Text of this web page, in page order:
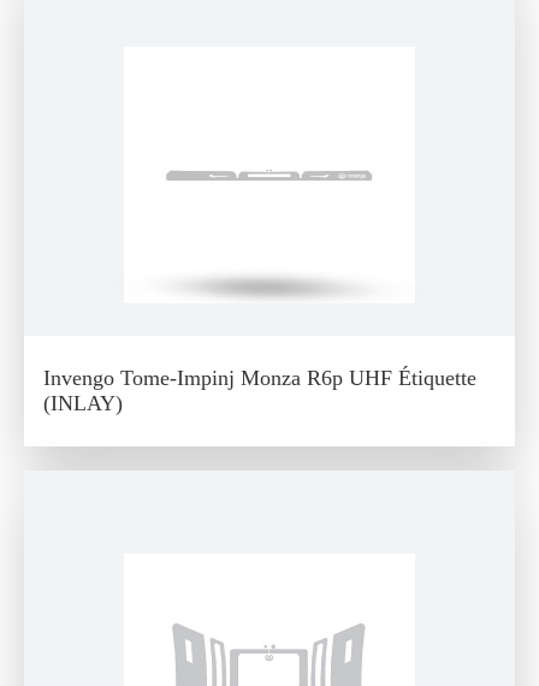
Invengo Tome-Impinj Monza R6p UHF Étiquette
(INLAY)